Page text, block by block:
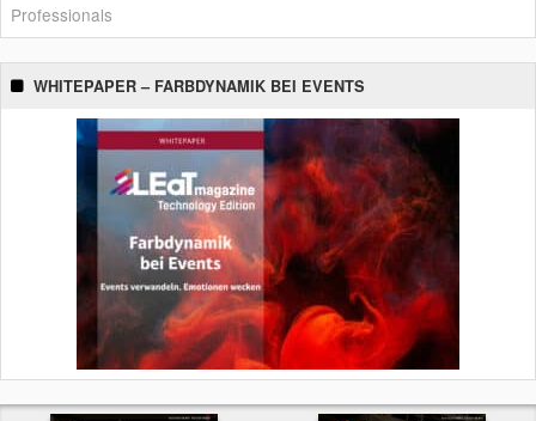
Professionals
WHITEPAPER – FARBDYNAMIK BEI EVENTS